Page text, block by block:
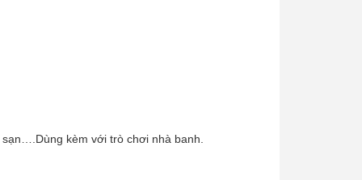
kèm với trò chơi nhà banh.